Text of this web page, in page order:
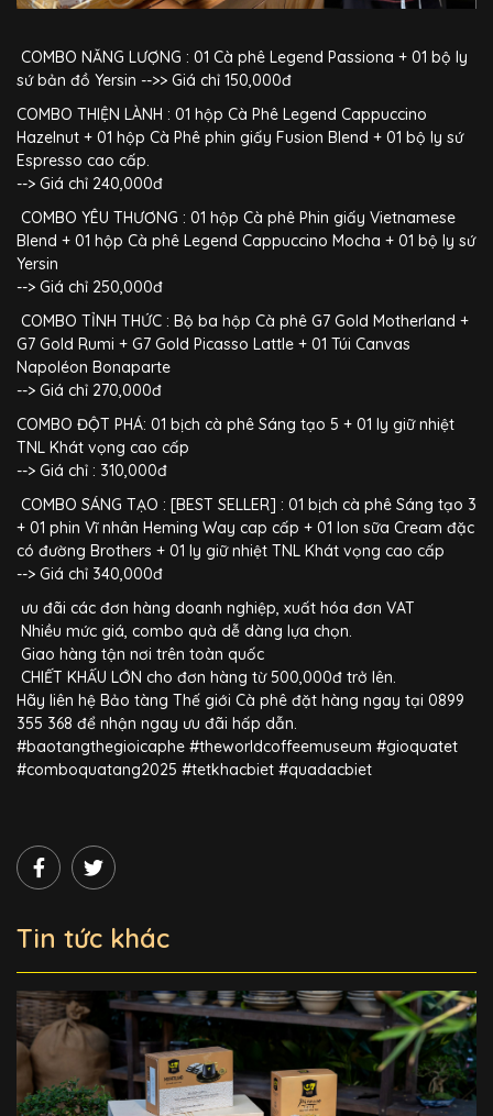
COMBO NĂNG LƯỢNG : 01 Cà phê Legend Passiona + 01 bộ ly
sứ bản đồ Yersin -->> Giá chỉ 150,000đ
COMBO THIỆN LÀNH : 01 hộp Cà Phê Legend Cappuccino
Hazelnut + 01 hộp Cà Phê phin giấy Fusion Blend + 01 bộ ly sứ
Espresso cao cấp.
--> Giá chỉ 240,000đ
COMBO YÊU THƯƠNG : 01 hộp Cà phê Phin giấy Vietnamese
Blend + 01 hộp Cà phê Legend Cappuccino Mocha + 01 bộ ly sứ
Yersin
--> Giá chỉ 250,000đ
COMBO TỈNH THỨC : Bộ ba hộp Cà phê G7 Gold Motherland +
G7 Gold Rumi + G7 Gold Picasso Lattle + 01 Túi Canvas
Napoléon Bonaparte
--> Giá chỉ 270,000đ
COMBO ĐỘT PHÁ: 01 bịch cà phê Sáng tạo 5 + 01 ly giữ nhiệt
TNL Khát vọng cao cấp
--> Giá chỉ : 310,000đ
COMBO SÁNG TẠO : [BEST SELLER] : 01 bịch cà phê Sáng tạo 3
+ 01 phin Vĩ nhân Heming Way cap cấp + 01 lon sữa Cream đặc
có đường Brothers + 01 ly giữ nhiệt TNL Khát vọng cao cấp
--> Giá chỉ 340,000đ
ưu đãi các đơn hàng doanh nghiệp, xuất hóa đơn VAT
Nhiều mức giá, combo quà dễ dàng lựa chọn.
Giao hàng tận nơi trên toàn quốc
CHIẾT KHẤU LỚN cho đơn hàng từ 500,000đ trở lên.
Hãy liên hệ Bảo tàng Thế giới Cà phê đặt hàng ngay tại 0899
355 368 để nhận ngay ưu đãi hấp dẫn.
#baotangthegioicaphe #theworldcoffeemuseum #gioquatet
#comboquatang2025 #tetkhacbiet #quadacbiet
Tin tức khác